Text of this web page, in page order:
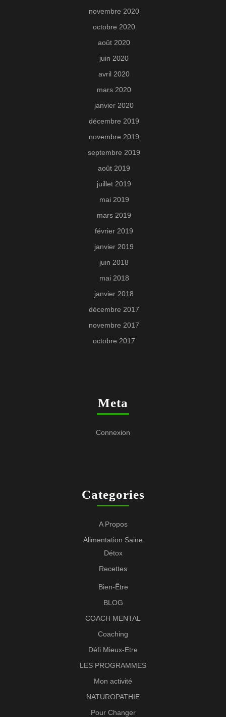
novembre 2020
octobre 2020
août 2020
juin 2020
avril 2020
mars 2020
janvier 2020
décembre 2019
novembre 2019
septembre 2019
août 2019
juillet 2019
mai 2019
mars 2019
février 2019
janvier 2019
juin 2018
mai 2018
janvier 2018
décembre 2017
novembre 2017
octobre 2017
Meta
Connexion
Categories
A Propos
Alimentation Saine
Détox
Recettes
Bien-Être
BLOG
COACH MENTAL
Coaching
Défi Mieux-Etre
LES PROGRAMMES
Mon activité
NATUROPATHIE
Pour Changer